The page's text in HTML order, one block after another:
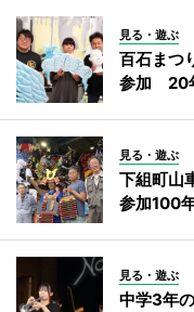
見る・遊ぶ
百石まつ
参加 20
見る・遊ぶ
下組町山
参加100
見る・遊ぶ
中学3年